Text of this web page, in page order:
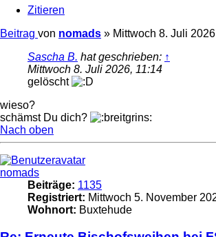
Zitieren
Beitrag von nomads » Mittwoch 8. Juli
Sascha B. hat geschrieben: ↑
Mittwoch 8. Juli 2026, 11:14
gelöscht
wieso?
schämst Du dich?
Nach oben
nomads
Beiträge: 1135
Registriert: Mittwoch 5. November
Wohnort: Buxtehude